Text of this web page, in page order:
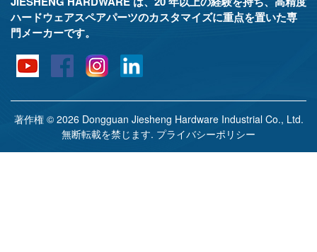
ハードウェアスペアパーツのカスタマイズに重点を置いた専
門メーカーです。
著作権 © 2026 Dongguan Jiesheng Hardware Industrial Co., Ltd.
無断転載を禁じます. プライバシーポリシー